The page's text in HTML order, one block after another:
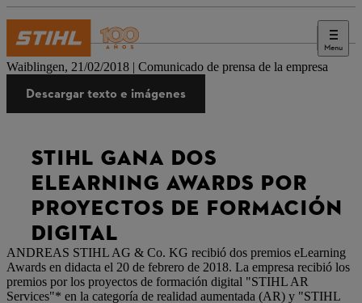
Menu
Prensa
Waiblingen, 21/02/2018 | Comunicado de prensa de la empresa
Descargar texto e imágenes
STIHL GANA DOS
ELEARNING AWARDS POR
PROYECTOS DE FORMACIÓN
DIGITAL
ANDREAS STIHL AG & Co. KG recibió dos premios eLearning
Awards en didacta el 20 de febrero de 2018. La empresa recibió los
premios por los proyectos de formación digital "STIHL AR
Services"* en la categoría de realidad aumentada (AR) y "STIHL